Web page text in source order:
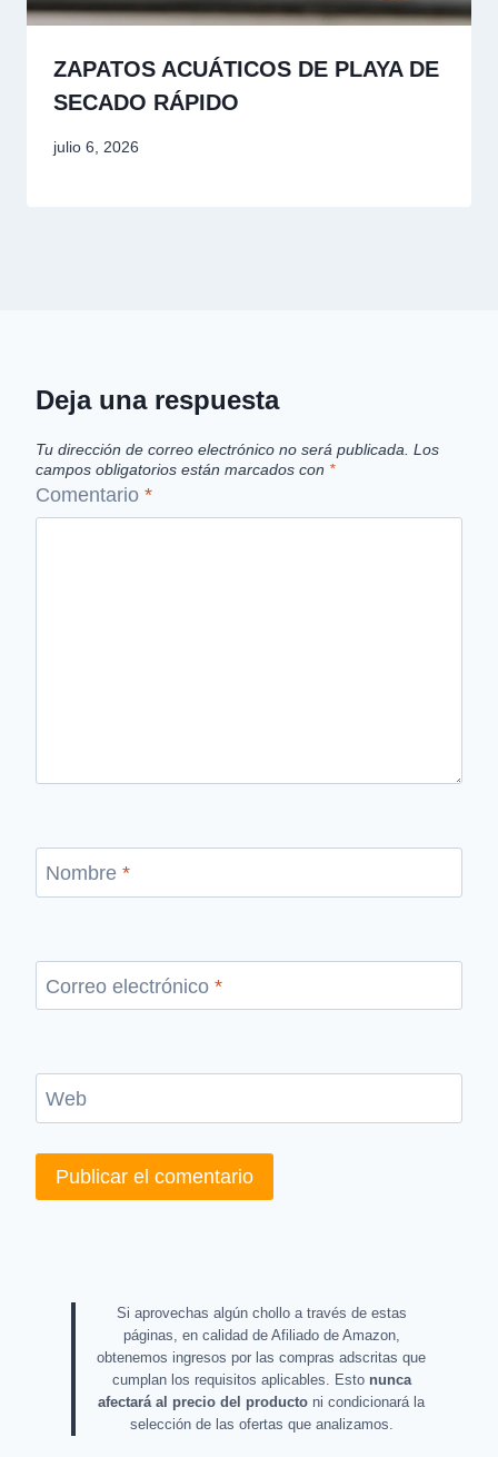
ZAPATOS ACUÁTICOS DE PLAYA DE
SECADO RÁPIDO
julio 6, 2026
Deja una respuesta
Tu dirección de correo electrónico no será publicada. Los
campos obligatorios están marcados con *
Comentario *
Nombre *
Correo electrónico *
Web
Si aprovechas algún chollo a través de estas
páginas, en calidad de Afiliado de Amazon,
obtenemos ingresos por las compras adscritas que
cumplan los requisitos aplicables. Esto nunca
afectará al precio del producto ni condicionará la
selección de las ofertas que analizamos.